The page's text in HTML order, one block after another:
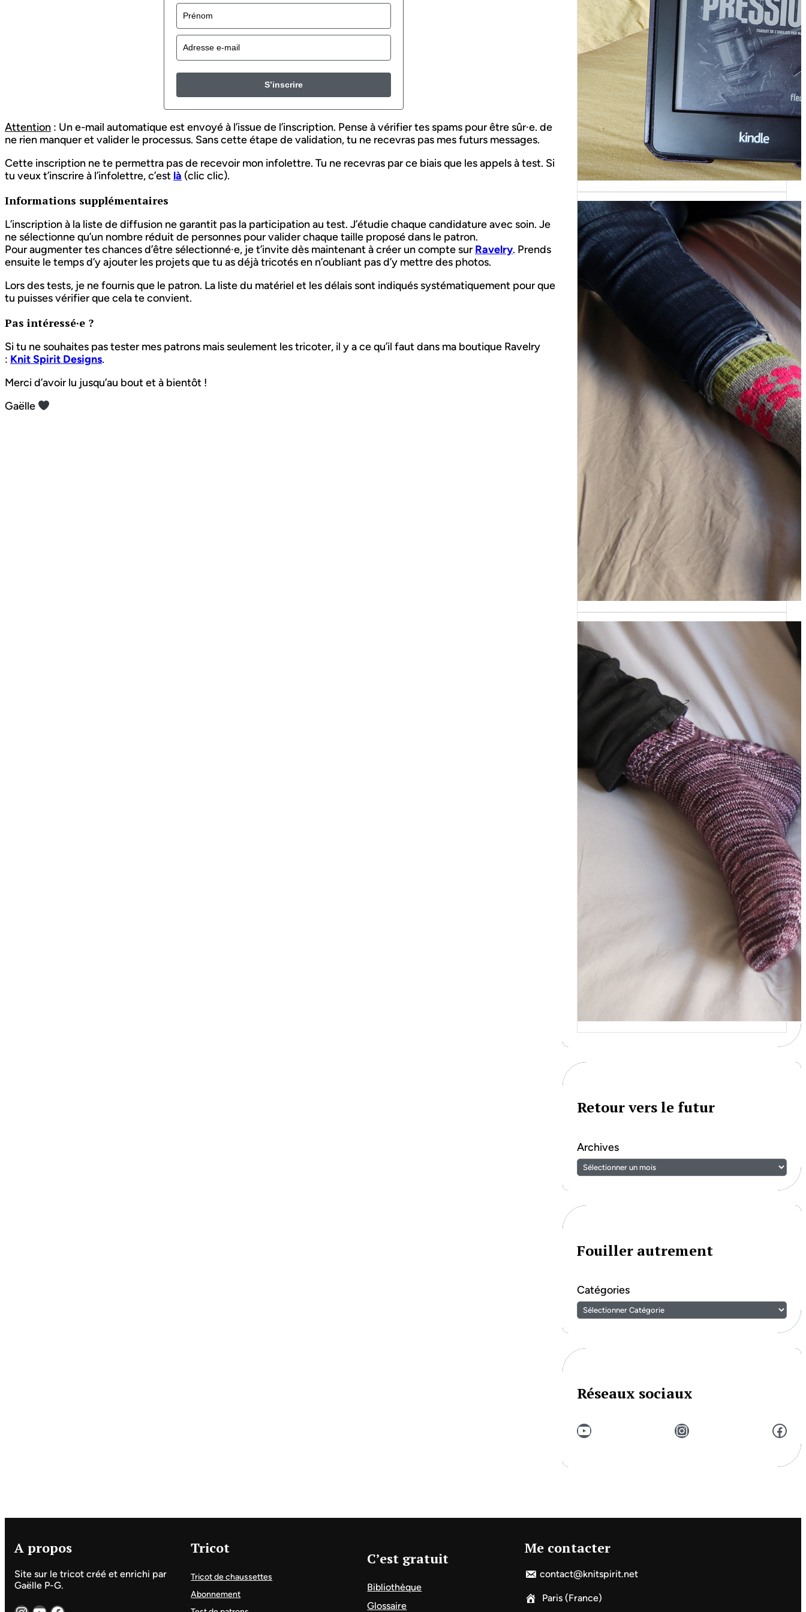
S’inscrire
Attention : Un e-mail automatique est envoyé à l’issue de l’inscription. Pense à vérifier tes spams pour être sûr·e. de
ne rien manquer et valider le processus. Sans cette étape de validation, tu ne recevras pas mes futurs messages.
Cette inscription ne te permettra pas de recevoir mon infolettre. Tu ne recevras par ce biais que les appels à test. Si
tu veux t’inscrire à l’infolettre, c’est là (clic clic).
Informations supplémentaires
L’inscription à la liste de diffusion ne garantit pas la participation au test. J’étudie chaque candidature avec soin. Je
ne sélectionne qu’un nombre réduit de personnes pour valider chaque taille proposé dans le patron.
Pour augmenter tes chances d’être sélectionné·e, je t’invite dès maintenant à créer un compte sur Ravelry. Prends
ensuite le temps d’y ajouter les projets que tu as déjà tricotés en n’oubliant pas d’y mettre des photos.
Lors des tests, je ne fournis que le patron. La liste du matériel et les délais sont indiqués systématiquement pour que
tu puisses vérifier que cela te convient.
Pas intéressé·e ?
Si tu ne souhaites pas tester mes patrons mais seulement les tricoter, il y a ce qu’il faut dans ma boutique Ravelry
: Knit Spirit Designs.
Merci d’avoir lu jusqu’au bout et à bientôt !
Gaëlle
Sans grande surprise, j’ai replongé
dans la série « Roy Grace »…
{Tricot} Flower power socks
Ce patron a été initialement créé
pour les membres de…
{Tricot} Le défi 2026 : Je
tricote mes socquettes
C’est la 4ème année consécutive
que j’organise un défi de…
Retour vers le futur
Archives
Fouiller autrement
Catégories
Réseaux sociaux
YouTube Instagram Facebook
A propos
Site sur le tricot créé et enrichi par
Gaëlle P-G.
Tricot
Tricot de chaussettes
Abonnement
C’est gratuit
Bibliothèque
Glossaire
Me contacter
contact@knitspirit.net
Paris (France)